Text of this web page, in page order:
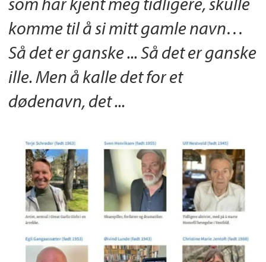
komme til å si mitt gamle navn…
Så det er ganske ... Så det er ganske
ille. Men å kalle det for et
dødenavn, det ...